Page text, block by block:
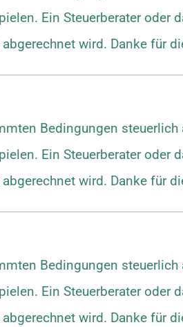
Ein Steuerberater oder
wird. Danke für
Bedingungen
Ein Steuerberater oder
wird. Danke für
Bedingungen
Ein Steuerberater oder
wird. Danke für